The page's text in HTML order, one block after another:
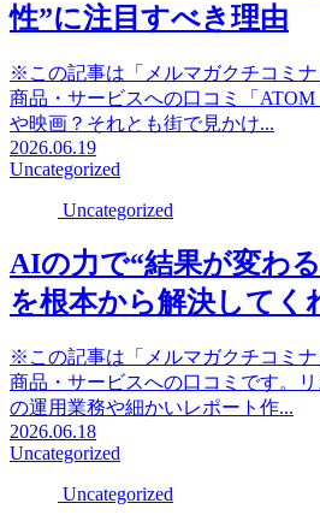
性”に注目すべき理由
※この記事は「メルマガクチコミ
商品・サービスへの口コミ「
や映画？それとも街で見かけ...
2026.06.19
Uncategorized
Uncategorized
AIの力で“結果が変わ
を根本から解決してく
※この記事は「メルマガクチコミ
商品・サービスへの口コミです。
の運用業務や細かいレポート作...
2026.06.18
Uncategorized
Uncategorized